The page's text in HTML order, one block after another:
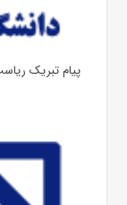
پیام تبریک